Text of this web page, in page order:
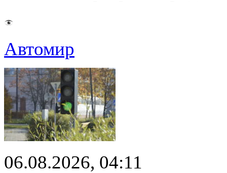
Автомир
06.08.2026, 04:11